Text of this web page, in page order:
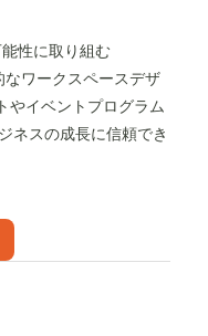
性に取り組む
ワークスペースデザ
やイベントプログラム
ネスの成長に信頼でき